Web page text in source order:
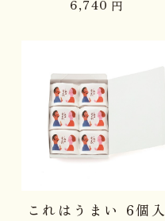
6,740 円
これはうまい 6個入